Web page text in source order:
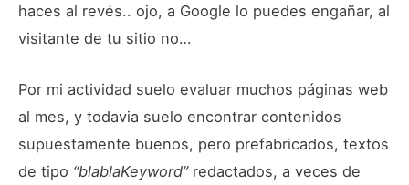
haces al revés.. ojo, a Google lo puedes engañar, al
visitante de tu sitio no…
Por mi actividad suelo evaluar muchos páginas web
al mes, y todavia suelo encontrar contenidos
supuestamente buenos, pero prefabricados, textos
de tipo “blablaKeyword”redactados, a veces de